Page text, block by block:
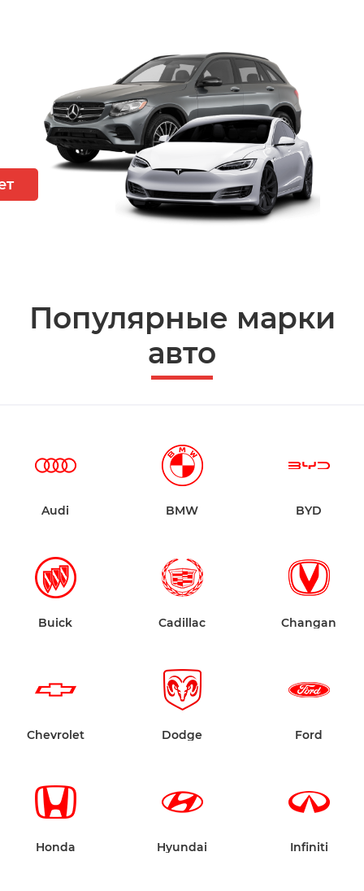
Популярные марки
авто
Audi BMW BYD
Buick Cadillac Changan
Chevrolet Dodge Ford
Honda Hyundai Infiniti